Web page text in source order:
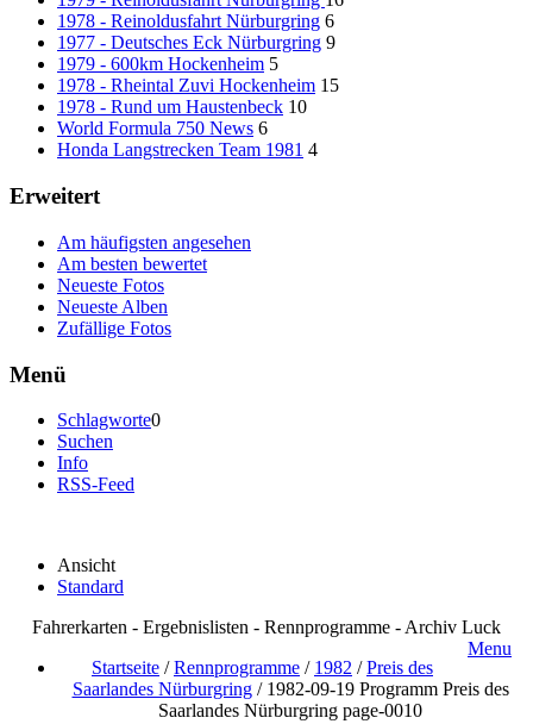
1978 - Reinoldusfahrt Nürburgring 6
1977 - Deutsches Eck Nürburgring 9
1979 - 600km Hockenheim 5
1978 - Rheintal Zuvi Hockenheim 15
1978 - Rund um Haustenbeck 10
World Formula 750 News 6
Honda Langstrecken Team 1981 4
Erweitert
Am häufigsten angesehen
Am besten bewertet
Neueste Fotos
Neueste Alben
Zufällige Fotos
Menü
Schlagworte0
Suchen
Info
RSS-Feed
Ansicht
Standard
Fahrerkarten - Ergebnislisten - Rennprogramme - Archiv Luck
Menu
Startseite /Rennprogramme / 1982 /Preis des
Saarlandes Nürburgring/ 1982-09-19 Programm Preis des
Saarlandes Nürburgring page-0010